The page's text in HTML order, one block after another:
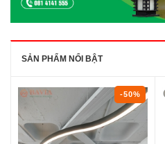
SẢN PHẨM NỔI BẬT
-50%